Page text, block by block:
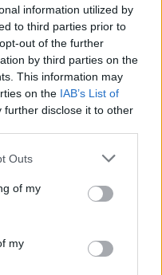
information utilized by
to third parties prior to
out of the further
by third parties on the
This information may
on the IAB’s List of
further disclose it to other
one or more Google
You may click to
its third-party tags to
in below Google
Outs
of my
my
egy kattintás, és hírlevelünk a
hétről hétre
– lezárás miatt
számítsunk az
vasútvonalon